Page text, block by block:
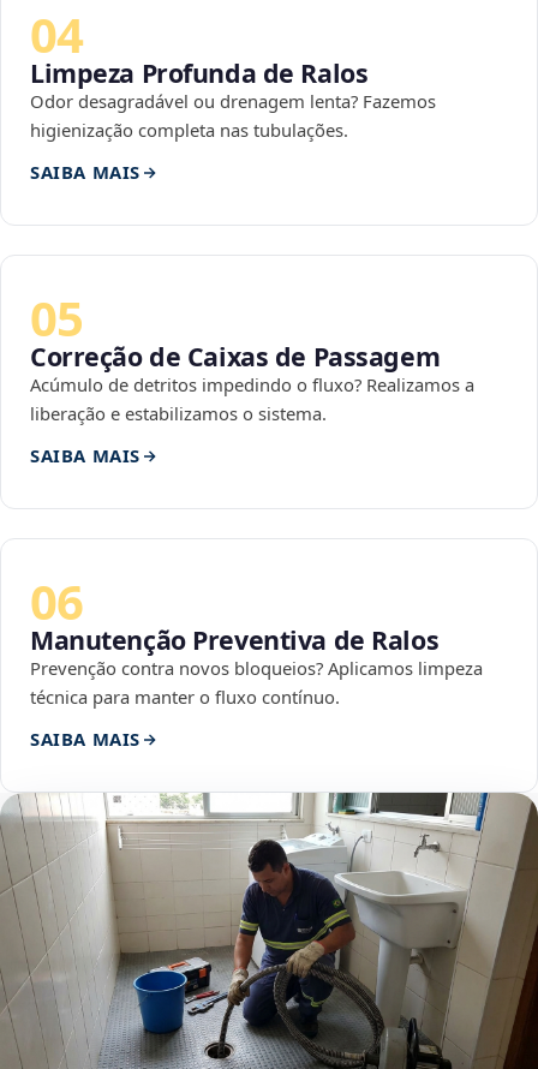
04
Limpeza Profunda de Ralos
Odor desagradável ou drenagem lenta? Fazemos
higienização completa nas tubulações.
SAIBA MAIS
05
Correção de Caixas de Passagem
Acúmulo de detritos impedindo o fluxo? Realizamos a
liberação e estabilizamos o sistema.
SAIBA MAIS
06
Manutenção Preventiva de Ralos
Prevenção contra novos bloqueios? Aplicamos limpeza
técnica para manter o fluxo contínuo.
SAIBA MAIS